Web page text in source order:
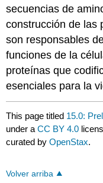
secuencias de
construcción de las
son responsables
funciones de la
proteínas que
esenciales para la
This page titled 15.0:
under aCC BY 4.0
curated byOpenStax.
Volver arriba